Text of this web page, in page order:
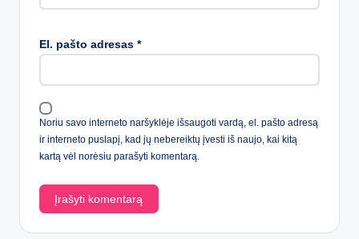
El. pašto adresas *
Noriu savo interneto naršyklėje išsaugoti vardą, el. pašto adresą
ir interneto puslapį, kad jų nebereiktų įvesti iš naujo, kai kitą
kartą vėl norėsiu parašyti komentarą.